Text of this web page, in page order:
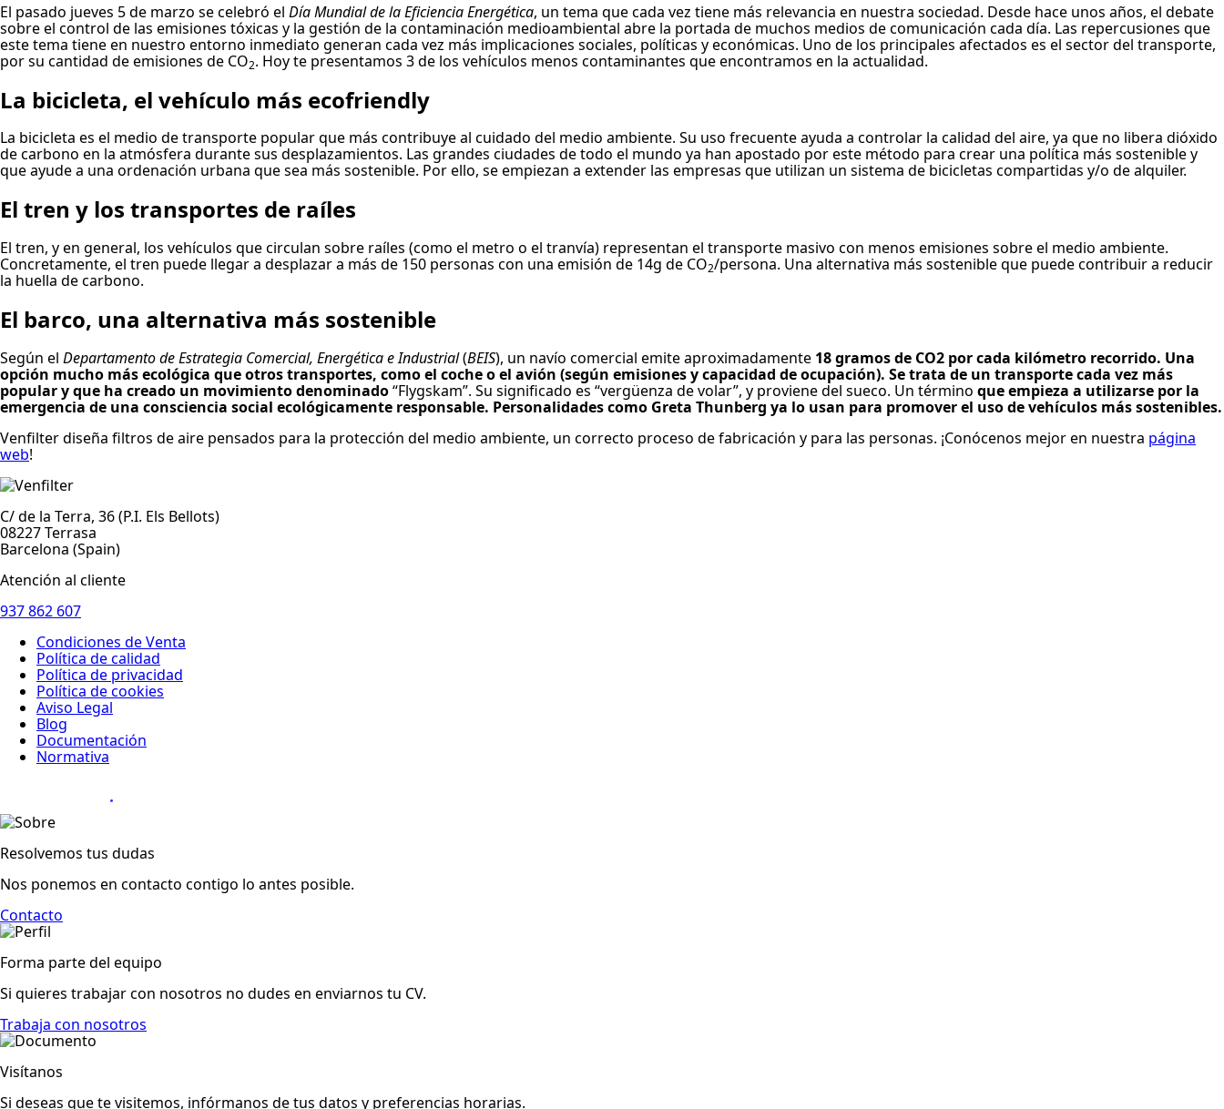
El pasado jueves 5 de marzo se celebró el Día Mundial de la Eficiencia Energética, un tema que cada vez tiene más relevancia en nuestra sociedad. Desde hace unos años, el debate
sobre el control de las emisiones tóxicas y la gestión de la contaminación medioambiental abre la portada de muchos medios de comunicación cada día. Las repercusiones que
este tema tiene en nuestro entorno inmediato generan cada vez más implicaciones sociales, políticas y económicas. Uno de los principales afectados es el sector del transporte,
por su cantidad de emisiones de CO2. Hoy te presentamos 3 de los vehículos menos contaminantes que encontramos en la actualidad.
La bicicleta, el vehículo más ecofriendly
La bicicleta es el medio de transporte popular que más contribuye al cuidado del medio ambiente. Su uso frecuente ayuda a controlar la calidad del aire, ya que no libera dióxido
de carbono en la atmósfera durante sus desplazamientos. Las grandes ciudades de todo el mundo ya han apostado por este método para crear una política más sostenible y
que ayude a una ordenación urbana que sea más sostenible. Por ello, se empiezan a extender las empresas que utilizan un sistema de bicicletas compartidas y/o de alquiler.
El tren y los transportes de raíles
El tren, y en general, los vehículos que circulan sobre raíles (como el metro o el tranvía) representan el transporte masivo con menos emisiones sobre el medio ambiente.
Concretamente, el tren puede llegar a desplazar a más de 150 personas con una emisión de 14g de CO2/persona. Una alternativa más sostenible que puede contribuir a reducir
la huella de carbono.
El barco, una alternativa más sostenible
Según el Departamento de Estrategia Comercial, Energética e Industrial(BEIS), un navío comercial emite aproximadamente 18 gramos de CO2 por cada kilómetro recorrido. Una
opción mucho más ecológica que otros transportes, como el coche o el avión (según emisiones y capacidad de ocupación). Se trata de un transporte cada vez más
popular y que ha creado un movimiento denominado“Flygskam”. Su significado es “vergüenza de volar”, y proviene del sueco. Un término que empieza a utilizarse por la
emergencia de una consciencia social ecológicamente responsable. Personalidades como Greta Thunberg ya lo usan para promover el uso de vehículos más sostenibles.
Venfilter diseña filtros de aire pensados para la protección del medio ambiente, un correcto proceso de fabricación y para las personas. ¡Conócenos mejor en nuestra página
web!
C/ de la Terra, 36 (P.I. Els Bellots)
08227 Terrasa
Barcelona (Spain)
Atención al cliente
937 862 607
Condiciones de Venta
Política de calidad
Política de privacidad
Política de cookies
Aviso Legal
Blog
Documentación
Normativa
Resolvemos tus dudas
Nos ponemos en contacto contigo lo antes posible.
Contacto
Forma parte del equipo
Si quieres trabajar con nosotros no dudes en enviarnos tu CV.
Trabaja con nosotros
Visítanos
Si deseas que te visitemos, infórmanos de tus datos y preferencias horarias.